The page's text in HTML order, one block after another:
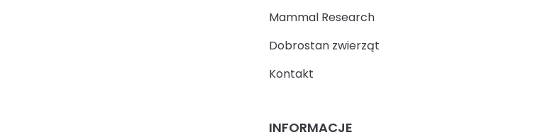
Mammal Research
Dobrostan zwierząt
Kontakt
INFORMACJE